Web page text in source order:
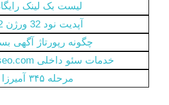
لیست بک لینک
آپدیت نود 32 ورژن 12
چگونه رپورتاژ آگهی
خدمات سئو داخلی behtarinseo.com
مرحله ۳۴۵ آمیرزا